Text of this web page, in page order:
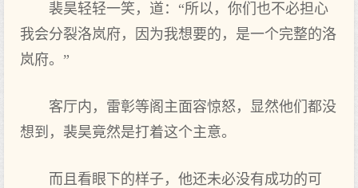
裴昊轻轻一笑，道：“所以，你们也不必担心
我会分裂洛岚府，因为我想要的，是一个完整的洛
岚府。”
客厅内，雷彰等阁主面容惊怒，显然他们都没
想到，裴昊竟然是打着这个主意。
而且看眼下的样子，他还未必没有成功的可